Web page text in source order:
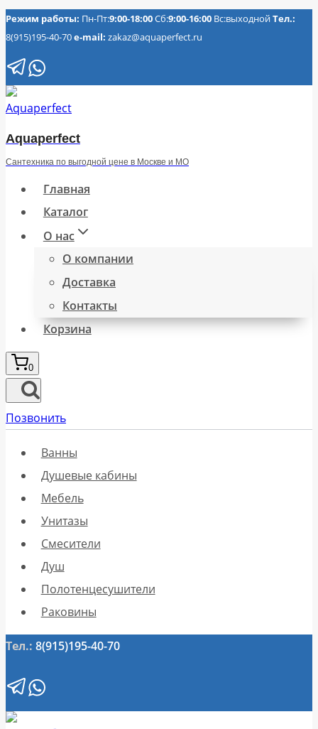
Перейти
к
содержимому
Режим работы: Пн-Пт:9:00-18:00Сб:9:00-16:00 Вс:выходнойТел.:
8(915)195-40-70e-mail: zakaz@aquaperfect.ru
Aquaperfect
Сантехника по выгодной цене в Москве и МО
Главная
Каталог
О нас
О компании
Доставка
Контакты
Корзина
0
Позвонить
Ванны
Душевые кабины
Мебель
Унитазы
Смесители
Душ
Полотенцесушители
Раковины
Тел.: 8(915)195-40-70